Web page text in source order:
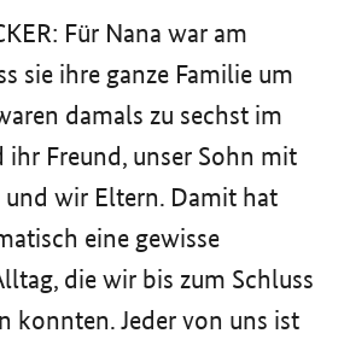
Für Nana war am
sie ihre ganze Familie um
damals zu sechst im
ihr Freund, unser Sohn mit
und wir Eltern. Damit hat
eine gewisse
die wir bis zum Schluss
konnten. Jeder von uns ist